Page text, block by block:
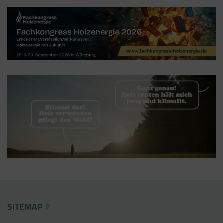
SITEMAP
Der Google Tag Manager setzt keine Cookies
(im leeren Zustand). Der Tag Manager ist nur
ein "Container", über den Sie u.a. verschiedene
Tracking- und Remarketing-Codes gebündelt
einbauen können. Wenn Sie beispielsweise
Google Analytics über den Tag Manager
einbinden, werden Cookies gesetzt. Diese
Cookies stammen aber von Google Analytics
und nicht vom Tag Manager selbst.